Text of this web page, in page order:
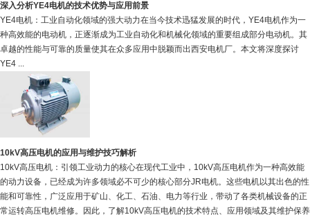
深入分析YE4电机的技术优势与应用前景
YE4电机：工业自动化领域的强大动力在当今技术迅猛发展的时代，YE4电机作为一
种高效能的电动机，正逐渐成为工业自动化和机械化领域的重要组成部分电动机。其
卓越的性能与可靠的质量使其在众多应用中脱颖而出西安电机厂。本文将深度探讨
YE4 ...
10kV高压电机的应用与维护技巧解析
10kV高压电机：引领工业动力的核心在现代工业中，10kV高压电机作为一种高效能
的动力设备，已经成为许多领域必不可少的核心部分JR电机。这些电机以其出色的性
能和可靠性，广泛应用于矿山、化工、石油、电力等行业，带动了各类机械设备的正
常运转高压电机维修。因此，了解10kV高压电机的技术特点、应用领域及其维护保养